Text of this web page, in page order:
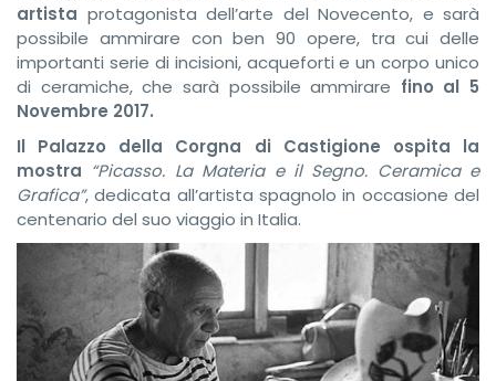
artista protagonista dell’arte del Novecento, e sarà
possibile ammirare con ben 90 opere, tra cui delle
importanti serie di incisioni, acqueforti e un corpo unico
di ceramiche, che sarà possibile ammirare fino al 5
Novembre 2017.
Il Palazzo della Corgna di Castigione ospita la
mostra “Picasso. La Materia e il Segno. Ceramica e
Grafica”, dedicata all’artista spagnolo in occasione del
centenario del suo viaggio in Italia.